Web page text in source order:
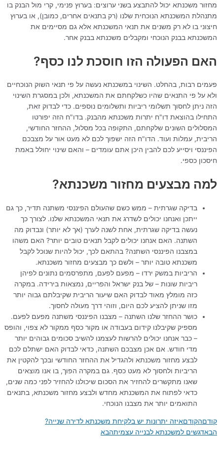
מחזור משכנתא יכול להתבצע בשני ערוצים: בערוץ פנימי, קרי מול הבנק בו
מתנהלת המשכנתא הנוכחית שלנו (רק בתנאים אחרים, כמובן), או בערוץ
חיצוני בו לא רק משנים את תנאי המשכנתא אלא גם מסיימים את
המשכנתא בבנק הנוכחי ומקבלים משכנתא בבנק אחר.
האם הפעולה הזו חוסכת לנו כסף?
פעמים רבות, בהחלט. השינוי במשכנתא נעשה על פי תנאי השוק הנוכחיים
ולא על פי התנאים שהיו כשלקחתם את המשכנתא, ולכן במסגרת השינוי
הזה ניתן לחסוך תשלומי ריביות ותשלומים נוספים. כדי לבדוק זאת,
התחילו בהוצאת דו"ח יתרות משכנתא מהבנק. בדו"ח הזה יפורטו
המסלולים השונים שלקחתם, התקופה בכל מסלול, ההחזר החודשי,
הריבית, עמלות ועוד. הדו"ח הזה ישפוך לכם לא מעט אור על מצבכם
הפיננסי ויסייע לכם להבין היכן אתם עומדים – והאם שינוי יחולל באמת
חיסכון כספי.
למה מבצעים מחזור משכנתא?
בדיקה שגרתית – ממש כשם שהעולם הפיננסי משתנה תדיר, כך גם
ייתכן ואנחנו יכולים לשדרג את תנאי המשכנתא שלנו. לצורך כך
נעשה בדיקה שגרתית, אחת לשנה לערך (אך לא יותר) ונבדוק מה
השתנה. האם אנחנו יכולים לקבל תנאים טובים יותר? האם משהו
במצבנו הפיננסי השתנה? בהתאם לכך, יכול להיות שנוכל לקבל
משכנתא טובה יותר – ולשם כך מבצעים מחזור משכנתא.
הריביות במשק ירדו – מפעם לפעם, מתפרסמים נתונים לפיהן
ריביות שונות – של בנק ישראל והפריים, נמצאות בירידה. במקרה
כזה מומלץ מאוד לבדוק האם שיעור הריבית שקיבלתם גבוה יותר
מזו שניתן להציע לכם היום, וזוהי דרך מעולה לחסוך.
כושר ההחזר שלנו השתנה – מצבנו הפיננסי משתנה מפעם לפעם.
מספיק שקיבלנו קידום בעבודה או מקור כסף ממקור לא צפוי, והופס
– כבר אנחנו יכולים להרשות לעצמנו להשיב סכומים גבוהים יותר
מדי חודש. אם אכן מצבכם השתנה, כדאי לבדוק האם ישתלם לכם
לבצע מחזור משכנתא ולהגדיל את ההחזר החודשי ובכך להקטין את
הריביות ולחסוך לא מעט כסף. גם במקרה הפוך, בו אנו מוצאים
שאנו מתקשרים להחזיר את הסכום שיכולנו להחזיר לפני כמה שנים,
כדאי לפתוח את המשכנתא מחדש ולבצע מחזור משכנתא, בתנאים
התואמים יותר את מצבנו הנוכחי.
קודםהקודםאיזה יתרונות יש בלקיחת משכנתא לדירה שנייה?
הבאדגשים למשכנתא לבנייה עצמיתהבא